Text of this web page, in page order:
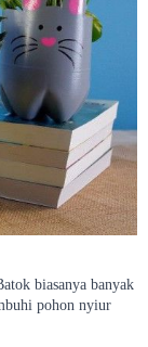
biasanya banyak
pohon nyiur